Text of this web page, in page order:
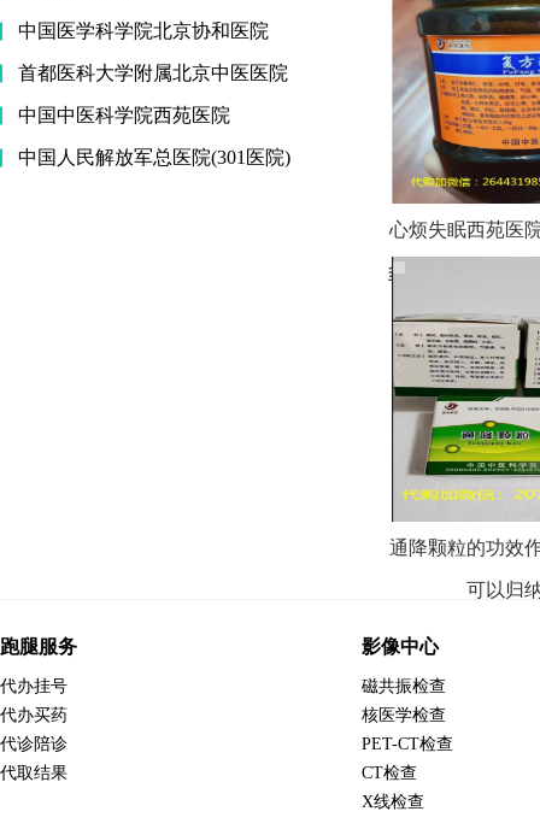
中国医学科学院北京协和医院
首都医科大学附属北京中医医院
中国中医科学院西苑医院
中国人民解放军总医院(301医院)
心烦失眠西苑医
多少钱一瓶 —北
通降颗粒的功效
可以归
跑腿服务 影像中心
代办挂号
代办买药
代诊陪诊
代取结果
磁共振检查
核医学检查
PET-CT检查
CT检查
X线检查